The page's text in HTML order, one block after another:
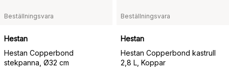
Beställningsvara
Hestan
Hestan Copperbond
stekpanna, Ø32 cm
Beställningsvara
Hestan
Hestan Copperbond kastrull
2,8 L, Koppar